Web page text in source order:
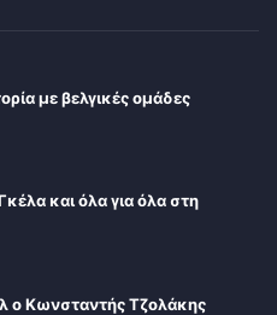
με βελγικές ομάδες
και όλα για όλα στη
ο Κωνσταντής Τζολάκης